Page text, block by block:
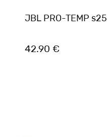
JBL PRO-TEMP s25
42.90 €